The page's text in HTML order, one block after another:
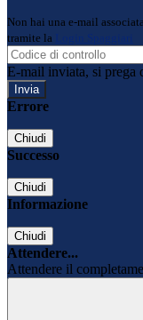
Non hai una e-mail
tramite la
Login Spaggiari
E-mail inviata, si prega
Errore
Chiudi
Successo
Chiudi
Informazione
Chiudi
Attendere...
Attendere il